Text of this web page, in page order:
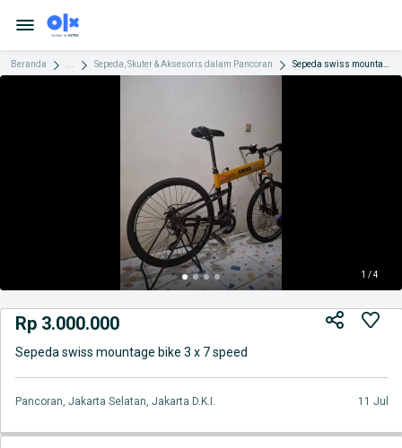
Beranda Sepeda, Skuter & Aksesoris dalam Pancoran
1 / 4
Rp 3.000.000
Sepeda swiss mountage bike 3 x 7 speed
Pancoran, Jakarta Selatan, Jakarta D.K.I. 11 Jul